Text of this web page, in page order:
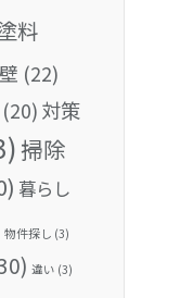
料
(22)
(20) 対策
掃除
暮らし
物件探し (3)
違い (3)